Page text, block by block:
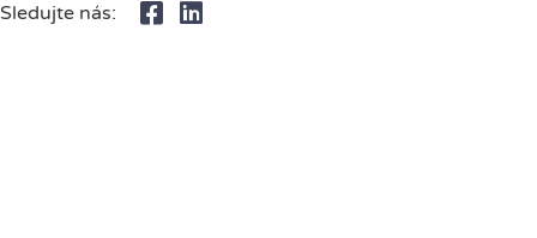
Sledujte nás: